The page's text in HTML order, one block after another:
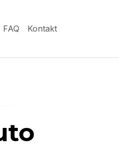
FAQ Kontakt